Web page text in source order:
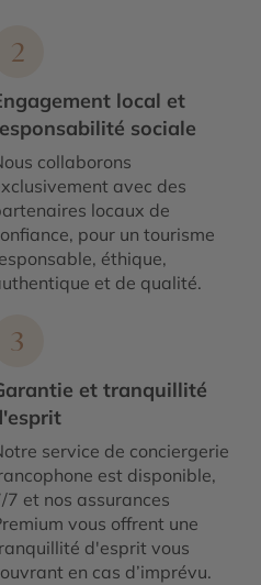
2
local et
sociale
collaborons
avec des
locaux de
pour un tourisme
éthique,
et de qualité.
3
et tranquillité
service de conciergerie
est disponible,
7 et nos assurances
vous offrent une
d'esprit vous
en cas d’imprévu.